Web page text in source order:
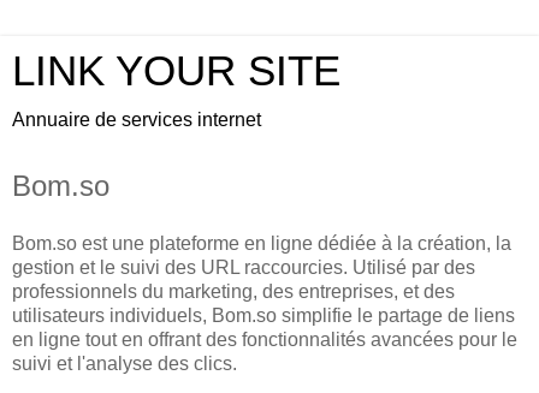
LINK YOUR SITE
Annuaire de services internet
Bom.so
Bom.so est une plateforme en ligne dédiée à la création, la
gestion et le suivi des URL raccourcies. Utilisé par des
professionnels du marketing, des entreprises, et des
utilisateurs individuels, Bom.so simplifie le partage de liens
en ligne tout en offrant des fonctionnalités avancées pour le
suivi et l'analyse des clics.